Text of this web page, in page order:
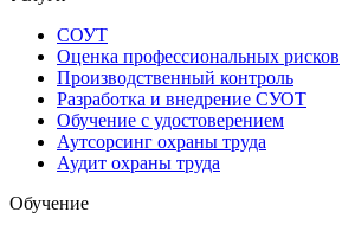
СОУТ
Оценка профессиональных рисков
Производственный контроль
Разработка и внедрение СУОТ
Обучение с удостоверением
Аутсорсинг охраны труда
Аудит охраны труда
Обучение